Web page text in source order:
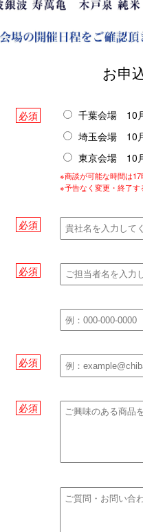
お申
必須 千葉会場 10
埼玉会場 10
東京会場 10
※商談が可能な時間は17
※予告なく変更・終了す
必須
必須
必須
必須